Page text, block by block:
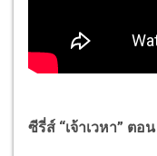
ซีรี่ส์ “เจ้าเวหา” ตอน